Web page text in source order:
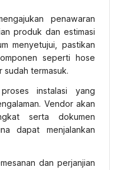
penawaran
produk dan estimasi
menyetujui, pastikan
seperti hose
termasuk.
instalasi yang
Vendor akan
serta dokumen
dapat menjalankan
dan perjanjian